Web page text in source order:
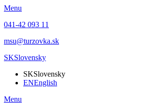
Menu
041-42 093 11
msu@turzovka.sk
SKSlovensky
SKSlovensky
ENEnglish
Menu